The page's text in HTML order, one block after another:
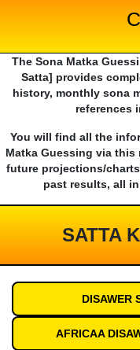
The Sona Matka
Satta] provides
history, monthly sona
references
You will find all the
Matka Guessing via
future projections/
past results, all
SATTA
DISAWER
AFRICAA